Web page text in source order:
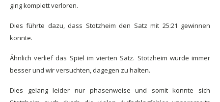
ging komplett verloren.
Dies führte dazu, dass Stotzheim den Satz mit 25:21 gewinnen
konnte.
Ähnlich verlief das Spiel im vierten Satz. Stotzheim wurde immer
besser und wir versuchten, dagegen zu halten.
Dies gelang leider nur phasenweise und somit konnte sich